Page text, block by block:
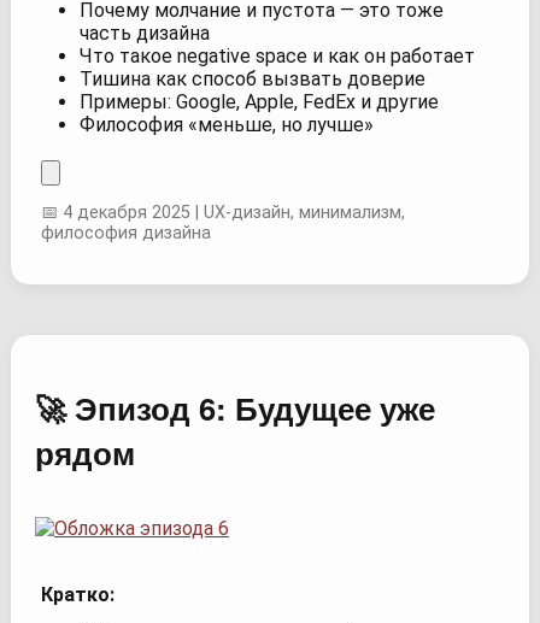
Почему молчание и пустота — это тоже
часть дизайна
Что такое negative space и как он работает
Тишина как способ вызвать доверие
Примеры: Google, Apple, FedEx и другие
Философия «меньше, но лучше»
📅 4 декабря 2025 | UX-дизайн, минимализм,
философия дизайна
🚀 Эпизод 6: Будущее уже
рядом
Кратко: